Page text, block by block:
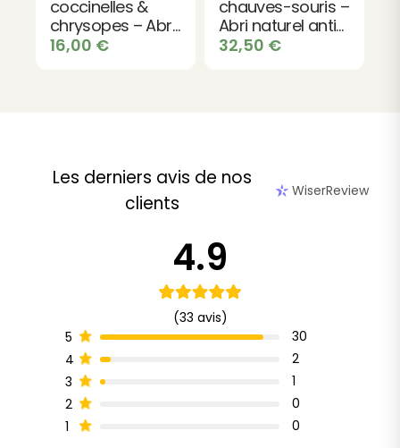
coccinelles &
chrysopes – Abri
insectes utiles en
16,00 €
chauves-souris –
Abri naturel anti-
moustiques
32,50 €
Les derniers avis de nos
clients
WiserReview
4.9
(33 avis)
5
30
4
2
3
1
2
0
1
0